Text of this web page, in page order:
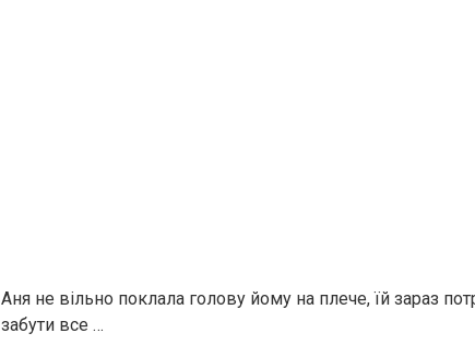
Аня не вільно поклала голову йому на плече, їй зараз
забути все …